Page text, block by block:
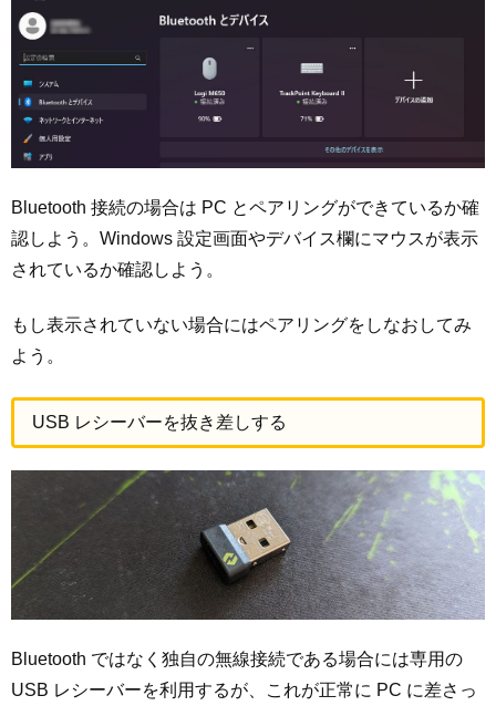
Bluetooth 接続の場合は PC とペアリングができているか確
認しよう。Windows 設定画面やデバイス欄にマウスが表示
されているか確認しよう。
もし表示されていない場合にはペアリングをしなおしてみ
よう。
USB レシーバーを抜き差しする
Bluetooth ではなく独自の無線接続である場合には専用の
USB レシーバーを利用するが、これが正常に PC に差さっ